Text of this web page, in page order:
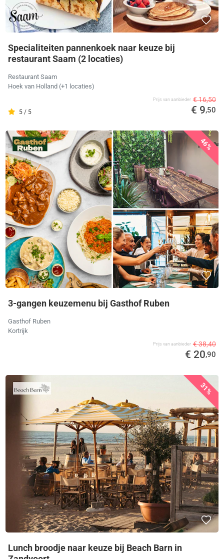
Specialiteiten pannenkoek naar keuze bij
restaurant Saam (2 locaties)
Restaurant Saam
Hoek van Holland (+1 locaties)
5 / 5
Prijs van aanbieder € 16,50
€ 9,50
46%
3-gangen keuzemenu bij Gasthof Ruben
Gasthof Ruben
Kortrijk
Prijs van aanbieder € 38,40
€ 20,90
31%
Lunch broodje naar keuze bij Beach Barn in